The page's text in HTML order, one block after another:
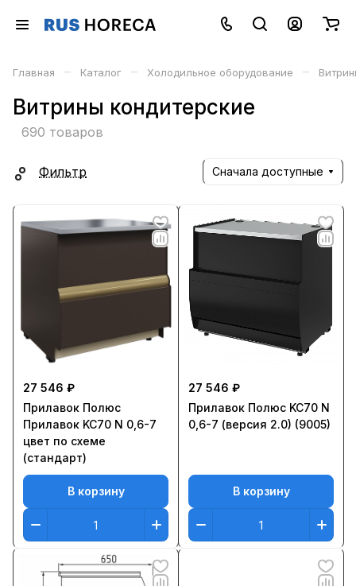
Главная – Каталог – Холодильное оборудование –
Витрины кондитерские
690 товаров
Фильтр Сначала доступные
27 546 ₽
Прилавок Полюс
Прилавок KC70 N 0,6-7
цвет по схеме
(стандарт)
В корзину
27 546 ₽
Прилавок Полюс KC70 N
0,6-7 (версия 2.0) (9005)
В корзину